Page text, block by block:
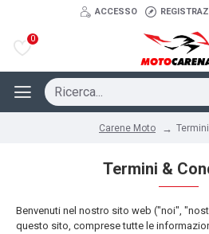
ACCESSO
0
Carene Moto
Termini &
Benvenuti nel nostro sito web ("noi",
questo sito, comprese tutte le